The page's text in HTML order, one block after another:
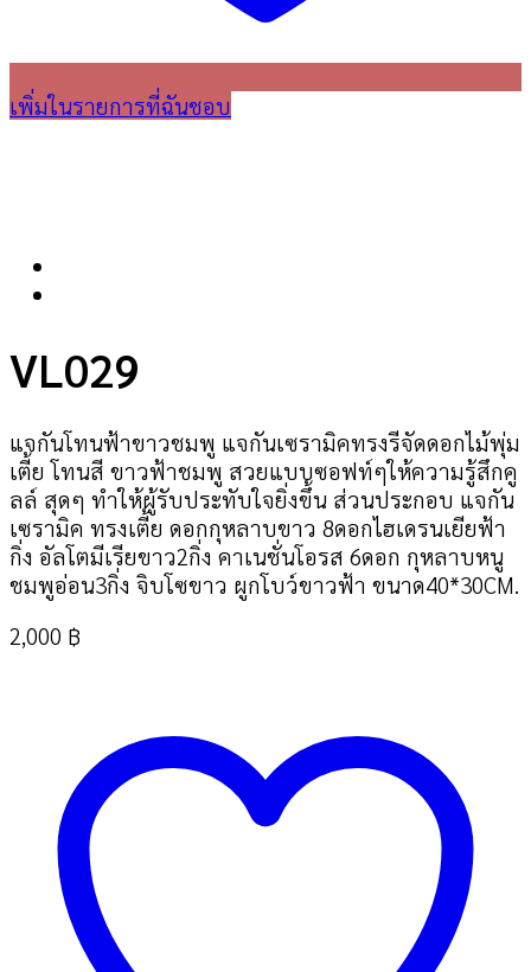
เพิ่มในรายการที่ฉันชอบ
VL029
แจกันโทนฟ้าขาวชมพู แจกันเซรามิคทรงรีจัดดอกไม้พุ่ม
เตี้ย โทนสี ขาวฟ้าชมพู สวยแบบซอฟท์ๆให้ความรู้สึกคู
ลล์ สุดๆ ทำให้ผู้รับประทับใจยิ่งขึ้น ส่วนประกอบ แจกัน
เซรามิค ทรงเตี้ย ดอกกุหลาบขาว 8ดอกไฮเดรนเยียฟ้า
กิ่ง อัลโตมีเรียขาว2กิ่ง คาเนชั่นโอรส 6ดอก กุหลาบหนู
ชมพูอ่อน3กิ่ง จิบโซขาว ผูกโบว์ขาวฟ้า ขนาด40*30CM.
2,000 ฿